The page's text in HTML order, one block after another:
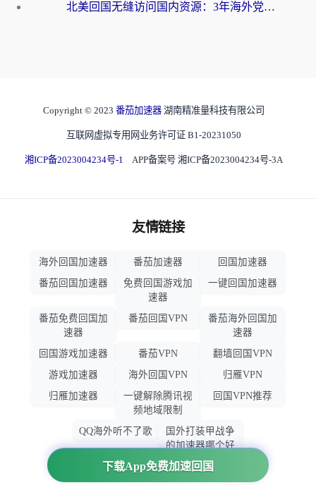
北美回国无缝访问国内资源：3年海外党亲测的加速器选择指南
下载App免费加速回国
Copyright © 2023 番茄加速器 湖南精准量科技有限公司
互联网虚拟专用网业务许可证 B1-20231050
湘ICP备2023004234号-1 APP备案号 湘ICP备2023004234号-3A
友情链接
海外回国加速器 番茄加速器
回国加速器
番茄回国加速器
免费回国游戏加
速器
一键回国加速器
番茄免费回国加
速器
番茄回国VPN
番茄海外回国加
速器
回国游戏加速器
番茄VPN
翻墙回国VPN
游戏加速器
海外回国VPN
归雁VPN
归雁加速器
一键解除腾讯视
频地域限制
回国VPN推荐
QQ海外听不了歌
国外打装甲战争
的加速器哪个好
用